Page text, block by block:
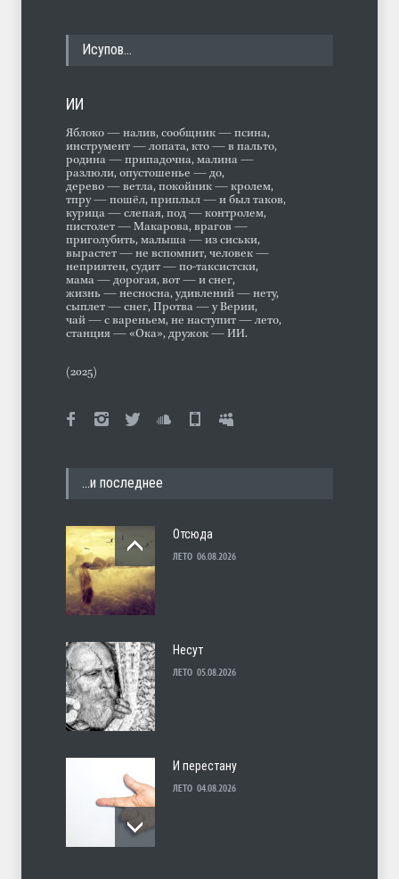
Исупов…
ИИ
Яблоко — налив, сообщник — псина,
инструмент — лопата, кто — в пальто,
родина — припадочна, малина —
разлюли, опустошенье — до,
дерево — ветла, покойник — кролем,
тпру — пошёл, приплыл — и был таков,
курица — слепая, под — контролем,
пистолет — Макарова, врагов —
приголубить, малыша — из сиськи,
вырастет — не вспомнит, человек —
неприятен, судит — по-таксистски,
мама — дорогая, вот — и снег,
жизнь — несносна, удивлений — нету,
сыплет — снег, Протва — у Верии,
чай — с вареньем, не наступит — лето,
станция — «Ока», дружок — ИИ.
(2025)
…и последнее
Отсюда
ЛЕТО 06.08.2026
Несут
ЛЕТО 05.08.2026
И перестану
ЛЕТО 04.08.2026